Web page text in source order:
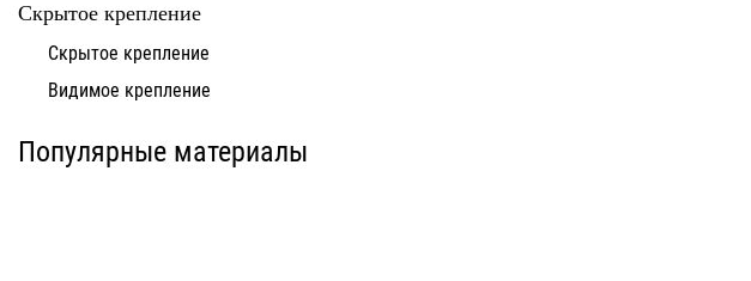
Скрытое крепление
Скрытое крепление
Видимое крепление
Популярные материалы
Система для
облицовки
клинкерными
плитками «под
Альтернатива Альтернатива